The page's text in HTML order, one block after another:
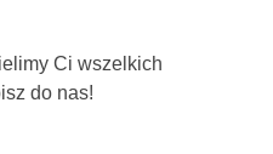
Ci wszelkich
do nas!